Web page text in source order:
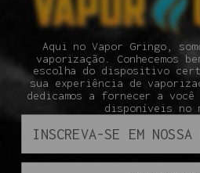
Aqui no Vapor Gringo,
vaporização. Conhecemos
escolha do dispositivo
sua experiência de
dedicamos a fornecer a você
disponíveis no